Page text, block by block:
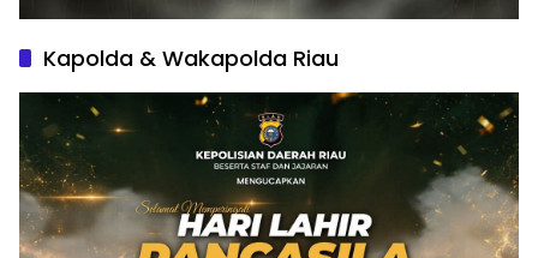
Kapolda & Wakapolda Riau